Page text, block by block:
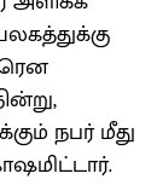
நபர் மீது